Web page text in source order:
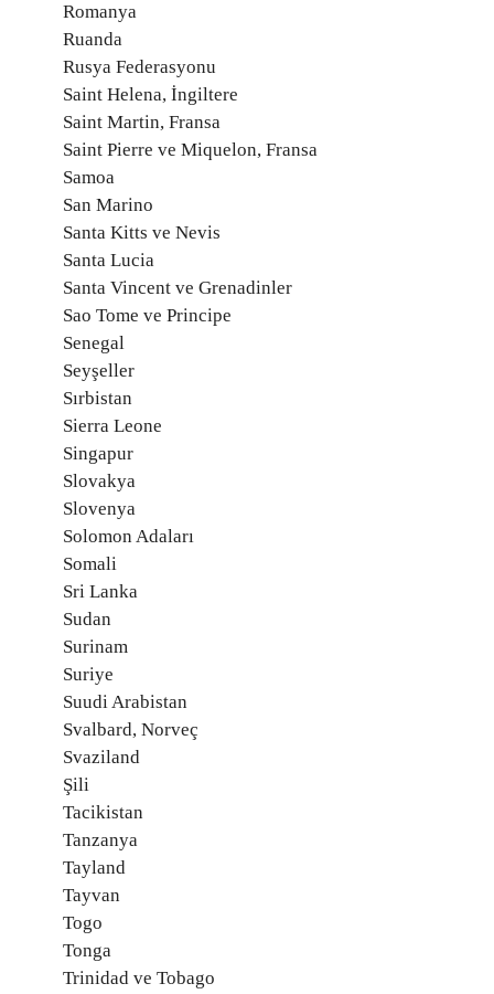
Romanya
Ruanda
Rusya Federasyonu
Saint Helena, İngiltere
Saint Martin, Fransa
Saint Pierre ve Miquelon, Fransa
Samoa
San Marino
Santa Kitts ve Nevis
Santa Lucia
Santa Vincent ve Grenadinler
Sao Tome ve Principe
Senegal
Seyşeller
Sırbistan
Sierra Leone
Singapur
Slovakya
Slovenya
Solomon Adaları
Somali
Sri Lanka
Sudan
Surinam
Suriye
Suudi Arabistan
Svalbard, Norveç
Svaziland
Şili
Tacikistan
Tanzanya
Tayland
Tayvan
Togo
Tonga
Trinidad ve Tobago